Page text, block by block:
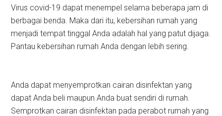
Virus covid-19 dapat menempel selama beberapa jam di
berbagai benda. Maka dari itu, kebersihan rumah yang
menjadi tempat tinggal Anda adalah hal yang patut dijaga.
Pantau kebersihan rumah Anda dengan lebih sering.
Anda dapat menyemprotkan cairan disinfektan yang
dapat Anda beli maupun Anda buat sendiri di rumah.
Semprotkan cairan disinfektan pada perabot rumah yang